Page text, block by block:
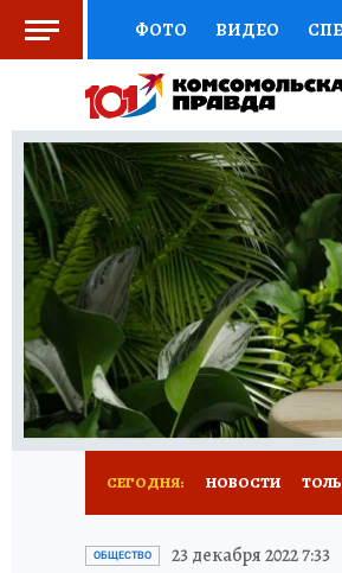
ФОТО ВИДЕО
СОЦПОДДЕРЖКА
ВЫБОР ЭКСПЕРТОВ
КНИЖНАЯ ПОЛКА
ПРЕСС-ЦЕНТР
РАДИО КП РЕКЛАМА
СЕГОДНЯ: НОВОСТИ
ТЕРРИТОРИЯ
ОБЩЕСТВО 23 декабря 2022 7:33